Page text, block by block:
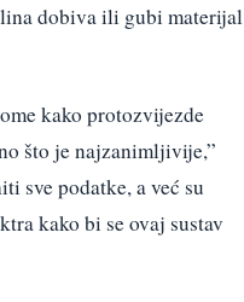
dobiva ili gubi materijal
kako protozvijezde
što je najzanimljivije,”
sve podatke, a već su
kako bi se ovaj sustav